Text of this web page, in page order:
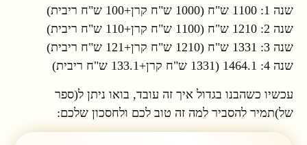
שנה 1: 1100 ש"ח (1000 ש"ח קרן+100 ש"ח ריבית)
שנה 2: 1210 ש"ח (1100 ש"ח קרן+110 ש"ח ריבית)
שנה 3: 1331 ש"ח (1210 ש"ח קרן+121 ש"ח ריבית)
שנה 4: 1464.1 (1331 ש"ח קרן+133.1 ש"ח ריבית)
עכשיו כשהבנו בגדול איך זה עובד, בואו ניתן ל(ספר
של)תמיר להסביר למה זה טוב לכם ולחסכון שלכם: